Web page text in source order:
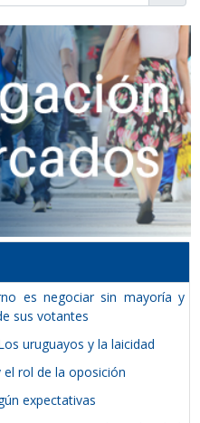
es negociar sin mayoría y
sus votantes
uruguayos y la laicidad
rol de la oposición
expectativas